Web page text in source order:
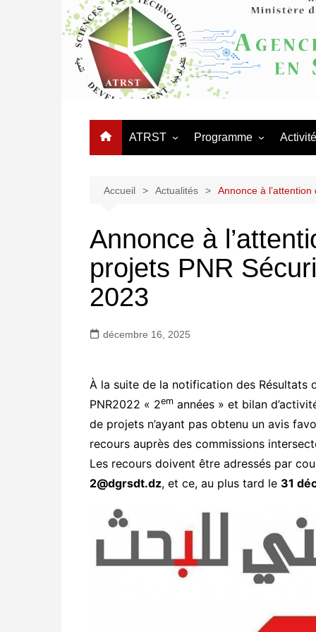
ATRST
Organigramme
Conseil d’orientation
Conseil scientifique
Programme
Programmes Nationaux
Procédures des équipes
mixtes
Accueil Actualités Annonce à
Annonce à
projets PNR
2023
décembre 16, 2025
À la suite de la notification des Résultats
PNR2022 « 2em années » et bilan
de projets n’ayant pas obtenu un avis
recours auprès des commissions
Les recours doivent être adressés par
2@dgrsdt.dz, et ce, au plus tard le 31